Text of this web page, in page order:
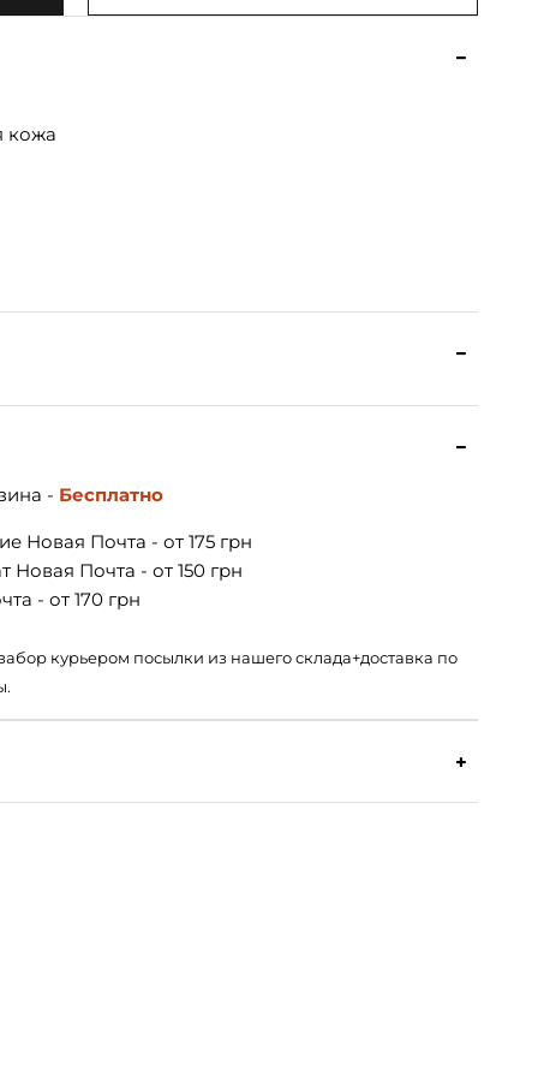
кожа
- Бесплатно
Новая Почта - от 175 грн
Новая Почта - от 150 грн
- от 170 грн
курьером посылки из нашего склада+доставка по